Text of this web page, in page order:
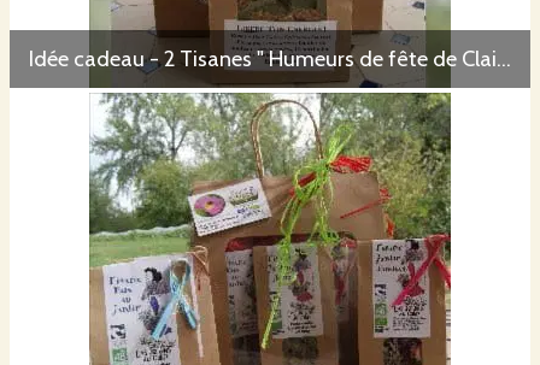
Idée cadeau - 2 Tisanes " Humeurs de fête de Claire" - Coffret unique garanti